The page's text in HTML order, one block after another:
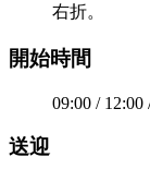
右折。
開始時間
09:00 / 12:00
送迎